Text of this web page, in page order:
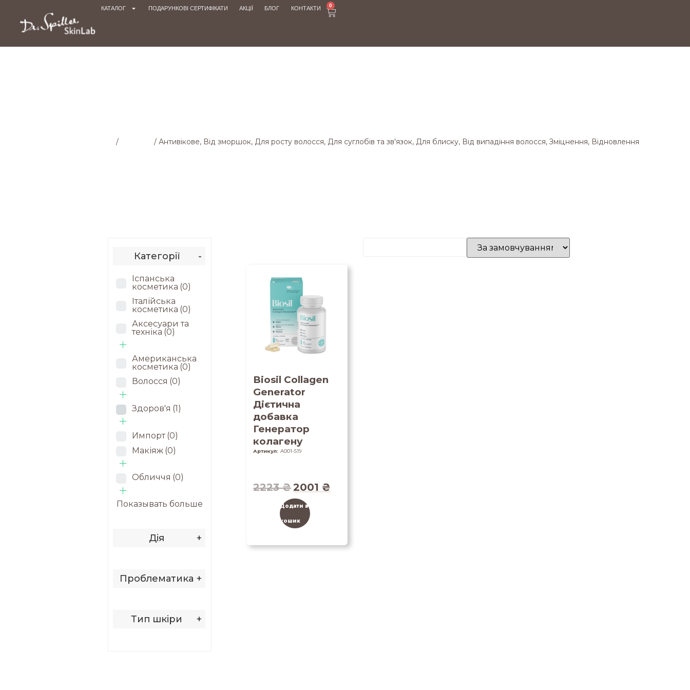
КАТАЛОГ ПОДАРУНКОВІ СЕРТИФІКАТИ АКЦІЇ БЛОГ КОНТАКТИ 0
/ / Антивікове, Від зморшок, Для росту волосся, Для суглобів та зв'язок, Для блиску, Від випадiння волосся, Зміцнення, Відновлення
Категорії -
Іспанська
косметика (0)
Італійська
косметика (0)
Аксесуари та
техніка (0)
Американська
косметика (0)
Волосся (0)
Здоров'я (1)
Импорт (0)
Макіяж (0)
Обличчя (0)
Показывать больше
Дія +
Проблематика +
Тип шкіри +
Biosil Collagen
Generator
Дієтична
добавка
Генератор
колагену
Артикул: A001-519
2223₴2001 ₴
Додати в
кошик